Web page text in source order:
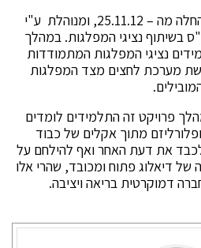
תעמולת הבחירות בביה"ס החלה מה – 25.11.12, ומנוהלת ע"י
בשיתוף נציגי המפלגות. במהלך
נציגי המפלגות המתמודדות
מערכת לחצים מצד המפלגות
פרויקט זה התלמידים לומדים
מתוך אקלים של כבוד
את דעת האחר ואף להילחם על
של דיאלוג פתוח ומכובד, שהרי אלו
דמוקרטית בריאה ויציבה.